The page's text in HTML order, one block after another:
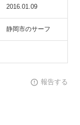
2016.01.09
静岡市のサーフ
報告する